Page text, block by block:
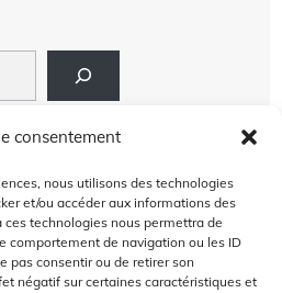
consentement
nous utilisons des technologies
et/ou accéder aux informations des
technologies nous permettra de
comportement de navigation ou les ID
pas consentir ou de retirer son
négatif sur certaines caractéristiques et